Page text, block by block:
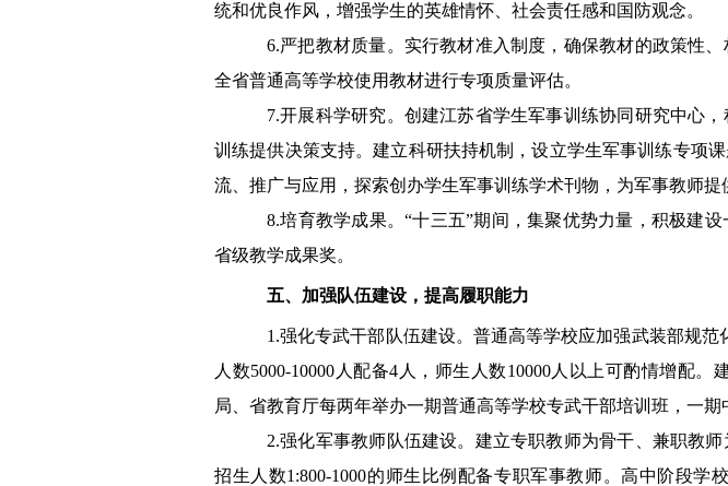
统和优良作风，增强学生的英雄情怀、社会责任感和国防观念。
6.严把教材质量。实行教材准入制度，确保教材的政策性
全省普通高等学校使用教材进行专项质量评估。
7.开展科学研究。创建江苏省学生军事训练协同研究中心
训练提供决策支持。建立科研扶持机制，设立学生军事训练专项
流、推广与应用，探索创办学生军事训练学术刊物，为军事教师提
8.培育教学成果。“十三五”期间，集聚优势力量，积极建
省级教学成果奖。
五、加强队伍建设，提高履职能力
1.强化专武干部队伍建设。普通高等学校应加强武装部规
人数5000-10000 人配备4人，师生人数10000人以上可酌情增配
局、省教育厅每两年举办一期普通高等学校专武干部培训班，一期
2.强化军事教师队伍建设。建立专职教师为骨干、兼职教
招生人数1:800-1000的师生比例配备专职军事教师。高中阶段学